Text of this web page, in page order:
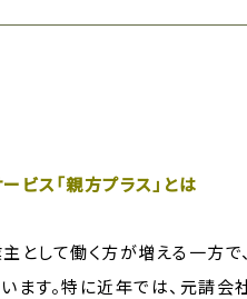
ビス「親方プラス」とは
として働く方が増える一方
ます。特に近年では、元請